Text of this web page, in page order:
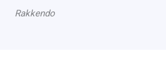
Rakkendo